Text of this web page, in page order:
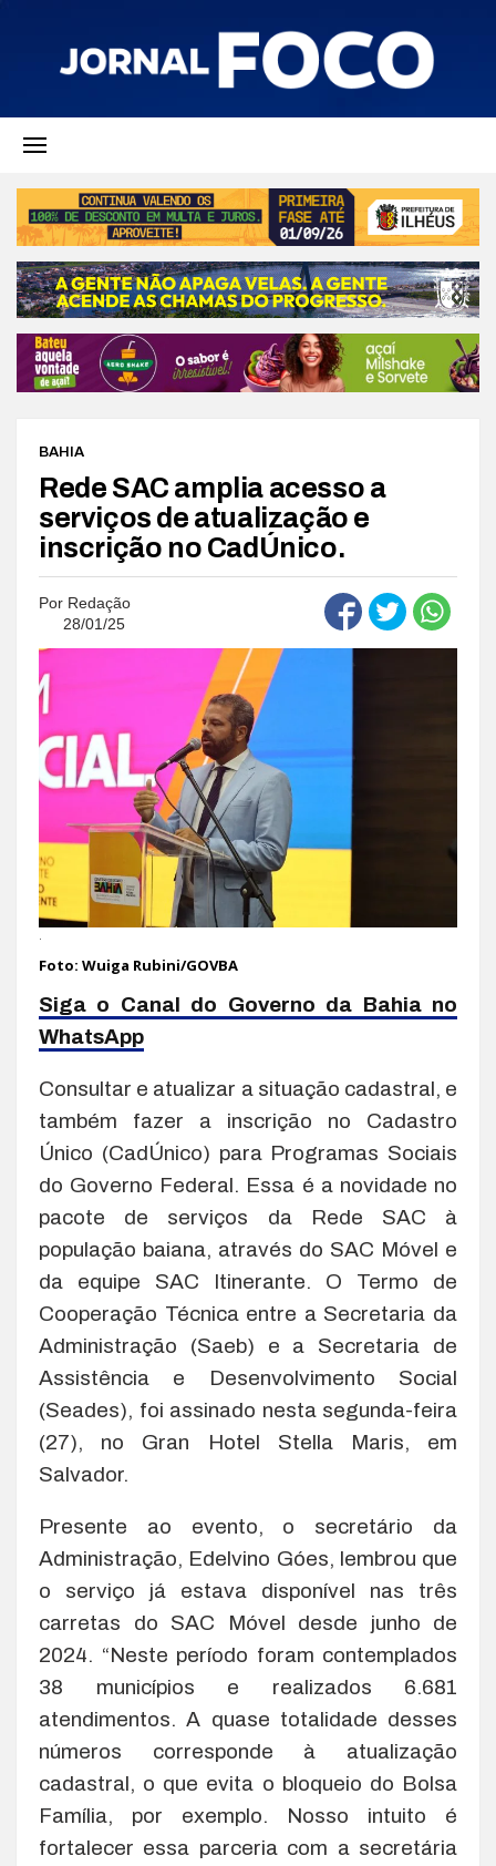
BAHIA
Rede SAC amplia acesso a
serviços de atualização e
inscrição no CadÚnico.
Por Redação
28/01/25
Foto: Wuiga Rubini/GOVBA
Siga o Canal do Governo da Bahia no
WhatsApp
Consultar e atualizar a situação cadastral, e
também fazer a inscrição no Cadastro
Único (CadÚnico) para Programas Sociais
do Governo Federal. Essa é a novidade no
pacote de serviços da Rede SAC à
população baiana, através do SAC Móvel e
da equipe SAC Itinerante. O Termo de
Cooperação Técnica entre a Secretaria da
Administração (Saeb) e a Secretaria de
Assistência e Desenvolvimento Social
(Seades), foi assinado nesta segunda-feira
(27), no Gran Hotel Stella Maris, em
Salvador.
Presente ao evento, o secretário da
Administração, Edelvino Góes, lembrou que
o serviço já estava disponível nas três
carretas do SAC Móvel desde junho de
2024. “Neste período foram contemplados
38 municípios e realizados 6.681
atendimentos. A quase totalidade desses
números corresponde à atualização
cadastral, o que evita o bloqueio do Bolsa
Família, por exemplo. Nosso intuito é
fortalecer essa parceria com a secretária